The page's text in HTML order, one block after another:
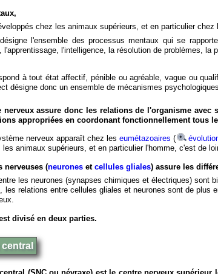
chez les animaux supérieurs, et en particulier chez
l'ensemble des processus mentaux qui se
l'apprentissage, l'intelligence, la résolution de problèmes,
à tout état affectif, pénible ou agréable, vague ou
désigne donc un ensemble de mécanismes
nerveux assure donc les relations de l'organisme
appropriées en coordonant fonctionnellement tous
nerveux apparaît chez leseumétazoaires (
les animaux supérieurs, et en particulier l'homme, c'est de
nerveuses (neurones etcellules gliales) assure les
les neurones (synapses chimiques et électriques) sont
les relations entre cellules gliales et neurones sont de
divisé en deux parties.